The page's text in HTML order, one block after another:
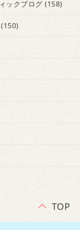
ックブログ (158)
(150)
TOP